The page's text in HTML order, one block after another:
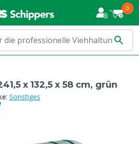
0
x 132,5 x 58 cm, grün
: Sonstiges